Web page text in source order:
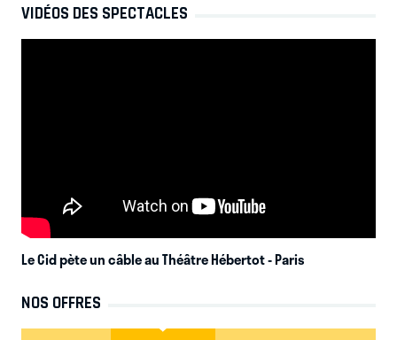
VIDÉOS DES SPECTACLES
Le Cid pète un câble au Théâtre Hébertot- Paris
NOS OFFRES